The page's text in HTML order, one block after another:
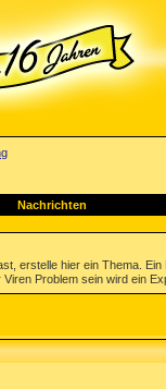
Nachrichten
erstelle hier ein Thema.
Problem sein wird ein